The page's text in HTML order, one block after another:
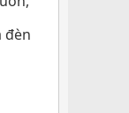
đèn